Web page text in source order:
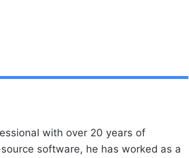
with over 20 years of
software, he has worked as a